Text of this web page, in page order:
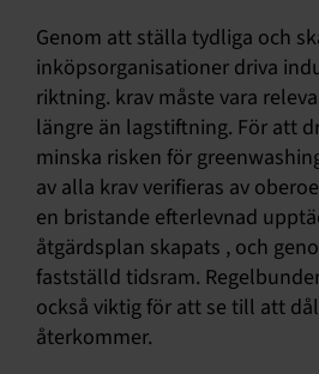
Genom att ställa tydliga och
inköpsorganisationer driva
riktning. krav måste vara
längre än lagstiftning. För att
minska risken för
av alla krav verifieras av
en bristande efterlevnad
åtgärdsplan skapats , och
fastställd tidsram.
också viktig för att se till att
återkommer.